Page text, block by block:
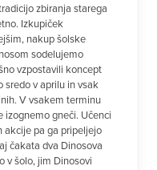
zbiranja starega
Izkupiček
nakup šolske
sodelujemo
vzpostavili koncept
sredo v aprilu in vsak
V vsakem terminu
izognemo gneči. Učenci
akcije pa ga pripeljejo
dva Dinosova
v šolo, jim Dinosovi